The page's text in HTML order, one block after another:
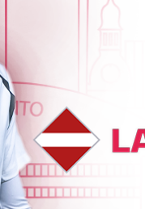
Kristers